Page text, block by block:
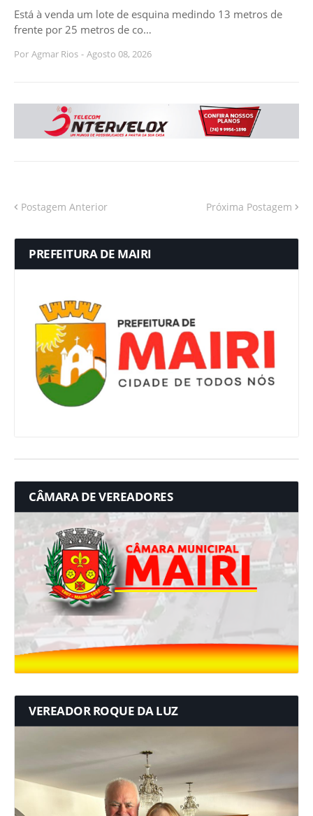
Está à venda um lote de esquina medindo 13 metros de
frente por 25 metros de co…
Por Agmar Rios - Agosto 08, 2026
Postagem Anterior Próxima Postagem
PREFEITURA DE MAIRI
CÂMARA DE VEREADORES
VEREADOR ROQUE DA LUZ